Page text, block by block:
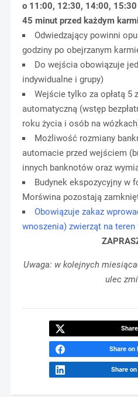
o 11:00, 12:30, 14:00,
45 minut przed każdym
Odwiedzający powinni
godziny po obejrzanym
Do wejścia obowiązuje
indywidualne i grupy)
Wejście tylko za opłatą 5
automatyczną (wstęp
roku życia i osób na
Możliwość rozmiany
automacie przed wejściem
innych banknotów oraz
Budynek ekspozycyjny w
Morświna pozostają
Obowiązuje zakaz
wnoszenia) zwierząt na
Uwaga: w kolejnych
ulec
Share on
Share